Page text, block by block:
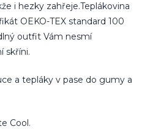
i hezky zahřeje.Teplákovina
OEKO-TEX standard 100
outfit Vám nesmí
skříni.
a tepláky v pase do gumy a
Cool.